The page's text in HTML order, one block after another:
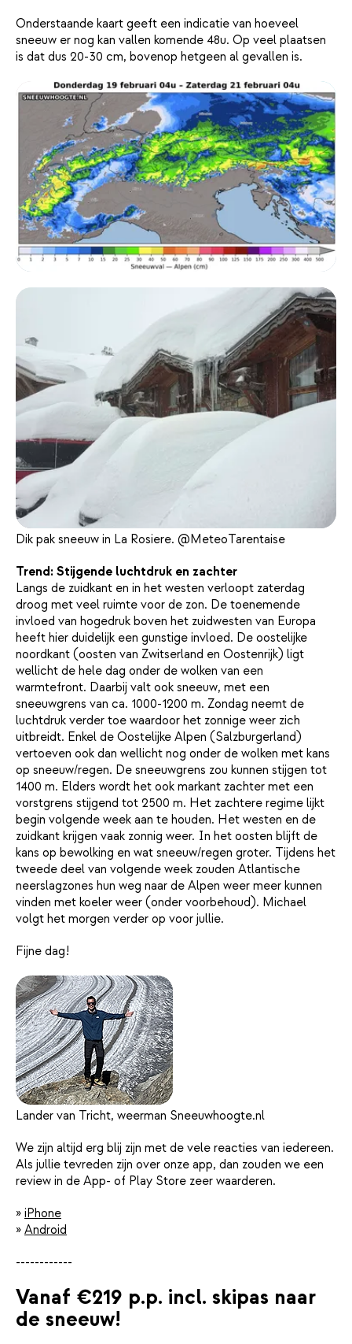
Onderstaande kaart geeft een indicatie van hoeveel
sneeuw er nog kan vallen komende 48u. Op veel plaatsen
is dat dus 20-30 cm, bovenop hetgeen al gevallen is.
Dik pak sneeuw in La Rosiere. @MeteoTarentaise
Trend: Stijgende luchtdruk en zachter
Langs de zuidkant en in het westen verloopt zaterdag
droog met veel ruimte voor de zon. De toenemende
invloed van hogedruk boven het zuidwesten van Europa
heeft hier duidelijk een gunstige invloed. De oostelijke
noordkant (oosten van Zwitserland en Oostenrijk) ligt
wellicht de hele dag onder de wolken van een
warmtefront. Daarbij valt ook sneeuw, met een
sneeuwgrens van ca. 1000-1200 m. Zondag neemt de
luchtdruk verder toe waardoor het zonnige weer zich
uitbreidt. Enkel de Oostelijke Alpen (Salzburgerland)
vertoeven ook dan wellicht nog onder de wolken met kans
op sneeuw/regen. De sneeuwgrens zou kunnen stijgen tot
1400 m. Elders wordt het ook markant zachter met een
vorstgrens stijgend tot 2500 m. Het zachtere regime lijkt
begin volgende week aan te houden. Het westen en de
zuidkant krijgen vaak zonnig weer. In het oosten blijft de
kans op bewolking en wat sneeuw/regen groter. Tijdens het
tweede deel van volgende week zouden Atlantische
neerslagzones hun weg naar de Alpen weer meer kunnen
vinden met koeler weer (onder voorbehoud). Michael
volgt het morgen verder op voor jullie.
Fijne dag!
Lander van Tricht, weerman Sneeuwhoogte.nl
We zijn altijd erg blij zijn met de vele reacties van iedereen.
Als jullie tevreden zijn over onze app, dan zouden we een
review in de App- of Play Store zeer waarderen.
» iPhone
» Android
------------
Vanaf €219 p.p. incl. skipas naar
de sneeuw!